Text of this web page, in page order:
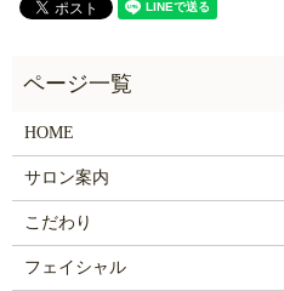
HOME
サロン案内
こだわり
フェイシャル